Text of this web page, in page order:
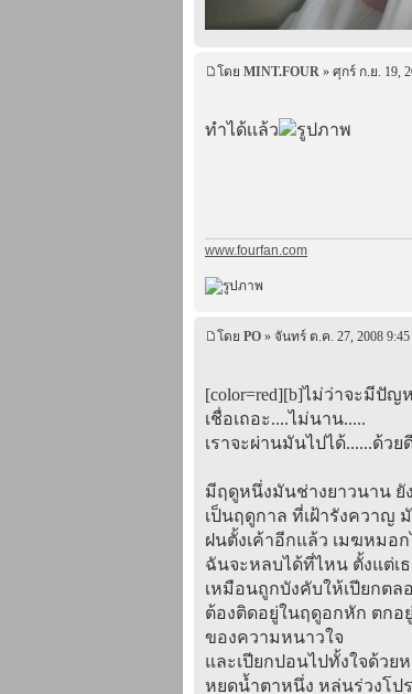
โดย MINT.FOUR » ศุกร์ ก.ย. 19,
ทำได้เเล้ว
www.fourfan.com
โดย PO » จันทร์ ต.ค. 27, 2008 9:45
[color=red][b]ไม่ว่าจะมีปัญ
เชื่อเถอะ....ไม่นาน.....
เราจะผ่านมันไปได้......ด้วย
มีฤดูหนึ่งมันช่างยาวนาน ยั
เป็นฤดูกาล ที่เฝ้ารังควาญ
ฝนตั้งเค้าอีกแล้ว เมฆหมอ
ฉันจะหลบได้ที่ไหน ตั้งแต่เ
เหมือนถูกบังคับให้เปียกตล
ต้องติดอยู่ในฤดูอกหัก ตกอ
ของความหนาวใจ
และเปียกปอนไปทั้งใจด้วย
หยดน้ำตาหนึ่ง หล่นร่วงโป